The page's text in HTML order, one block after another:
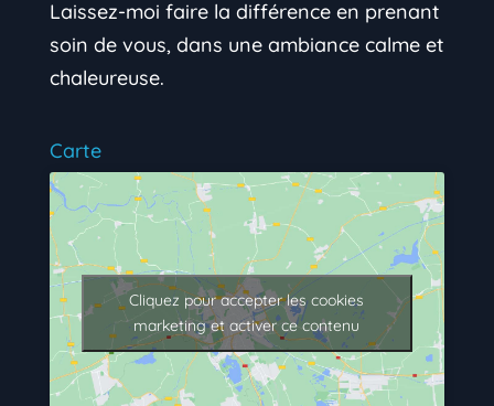
Laissez-moi faire la différence en prenant
soin de vous, dans une ambiance calme et
chaleureuse.
Carte
Cliquez pour accepter les cookies
marketing et activer ce contenu